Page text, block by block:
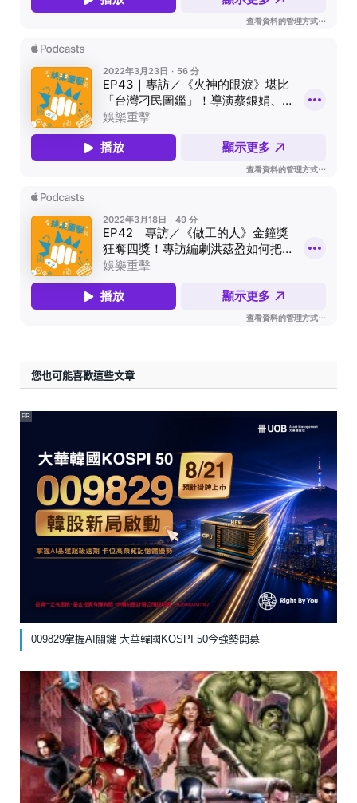
您也可能喜歡這些文章
009829掌握AI關鍵 大華韓國KOSPI 50今強勢開募
PR